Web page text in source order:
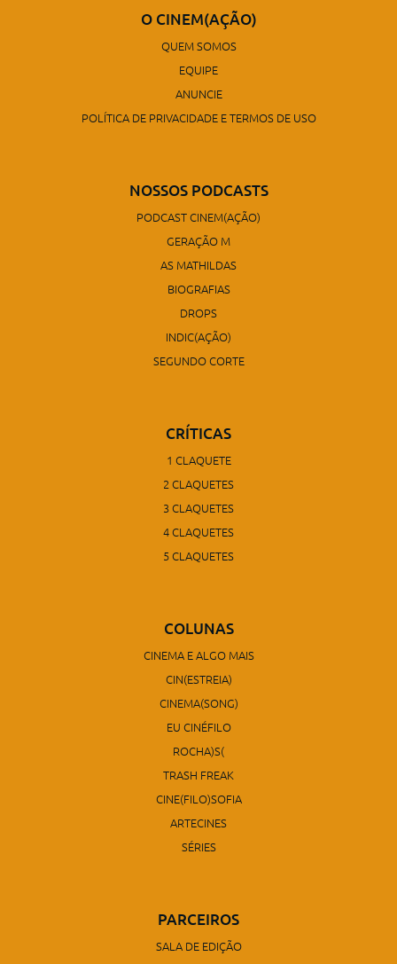
O CINEM(AÇÃO)
QUEM SOMOS
EQUIPE
ANUNCIE
POLÍTICA DE PRIVACIDADE E TERMOS DE USO
NOSSOS PODCASTS
PODCAST CINEM(AÇÃO)
GERAÇÃO M
AS MATHILDAS
BIOGRAFIAS
DROPS
INDIC(AÇÃO)
SEGUNDO CORTE
CRÍTICAS
1 CLAQUETE
2 CLAQUETES
3 CLAQUETES
4 CLAQUETES
5 CLAQUETES
COLUNAS
CINEMA E ALGO MAIS
CIN(ESTREIA)
CINEMA(SONG)
EU CINÉFILO
ROCHA)S(
TRASH FREAK
CINE(FILO)SOFIA
ARTECINES
SÉRIES
PARCEIROS
SALA DE EDIÇÃO